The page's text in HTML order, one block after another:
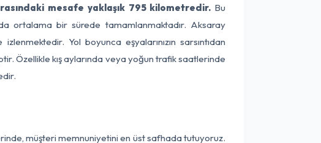
mesafe yaklaşık 795 kilometredir. Bu
ortalama bir sürede tamamlanmaktadır. Aksaray
Yol boyunca eşyalarınızın sarsıntıdan
Özellikle kış aylarında veya yoğun trafik saatlerinde
müşteri memnuniyetini en üst safhada tutuyoruz.